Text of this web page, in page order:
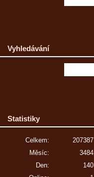
Vyhledávání
Statistiky
Celkem:
207387
Měsíc:
3484
Den:
140